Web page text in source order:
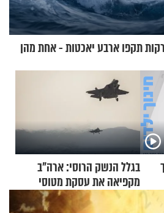
תקפו ארבע יאכטות - אחת מהן
בגלל הנשק הרוסי: ארה"ב
מקפיאה את עסקת מטוסי
הקרב לטורקיה